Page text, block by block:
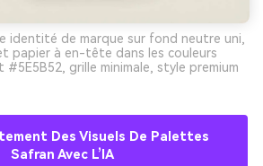
identité de marque sur fond neutre uni,
papier à en-tête dans les couleurs
#5E5B52, grille minimale, style premium
Des Visuels De Palettes
Safran Avec L’IA